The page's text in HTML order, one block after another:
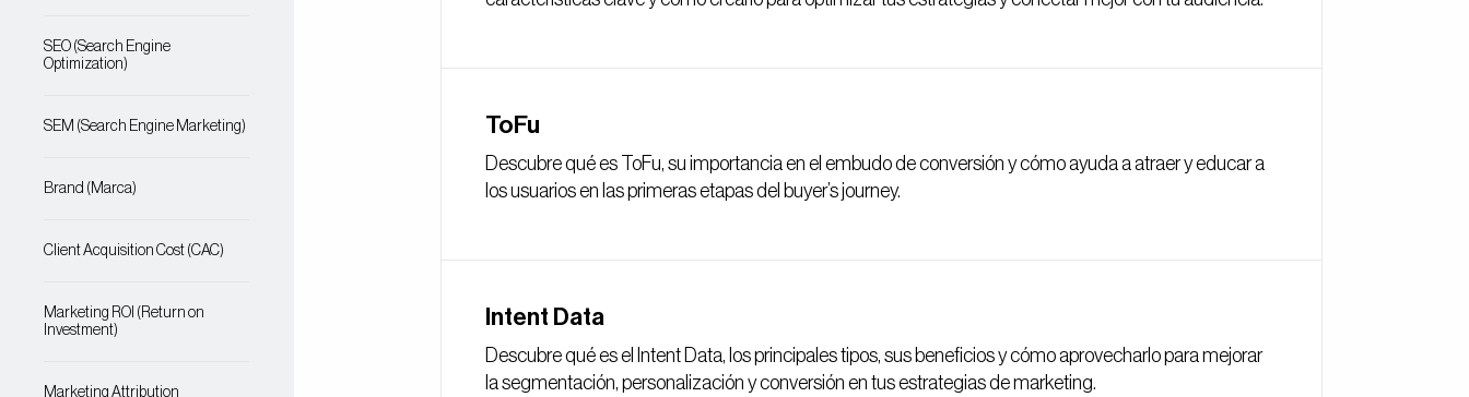
SEO (Search Engine
Optimization)
SEM (Search Engine Marketing)
Brand (Marca)
Client Acquisition Cost (CAC)
Marketing ROI (Return on
Investment)
Marketing Attribution
ToFu
Descubre qué es ToFu, su importancia en el embudo de conversión y cómo ayuda a atraer y educar a
los usuarios en las primeras etapas del buyer’s journey.
Intent Data
Descubre qué es el Intent Data, los principales tipos, sus beneficios y cómo aprovecharlo para mejorar
la segmentación, personalización y conversión en tus estrategias de marketing.